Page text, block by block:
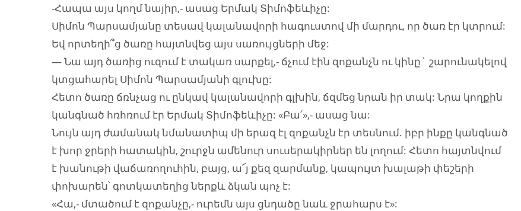
-Հապա այս կողմ նայիր,- ասաց Երմակ Տիմոֆեևիչը:
Սիմոն Պարսամյանը տեսավ կալանավորի հագուստով մի մարդու, որ ծառ էր կտրում:
Եվ որտեղի՞ց ծառը հայտնվեց այս սառույցների մեջ:
— Նա այդ ծառից ուզում է տակառ սարքել,- ճչում էին զոքանչն ու կինը` շարունակելով
կտցահարել Սիմոն Պարսամյանի գլուխը:
Հետո ծառը ճռնչաց ու ընկավ կալանավորի գլխին, ճզմեց նրան իր տակ: Նրա կողքին
կանգնած հռհռում էր Երմակ Տիմոֆեևիչը: «Բա՛»,- ասաց նա:
Նույն այդ ժամանակ նմանատիպ մի երազ էլ զոքանչն էր տեսնում. իբր ինքը կանգնած
է խոր ջրերի հատակին, շուրջն ամենուր սուսերակիրներ են լողում: Հետո հայտնվում
է խանութի վաճառողուհին, բայց, ա՜յ քեզ զարմանք, կապույտ խալաթի փեշերի
փոխարեն՝ գոտկատեղից ներքև ձկան պոչ է:
«Հա,- մտածում է զոքանչը,- ուրեմն այս ցնդածը նաև ջրահարս է»: